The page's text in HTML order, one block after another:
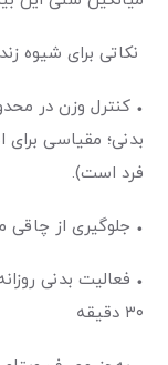
نکاتی برای شیوه
بدنی؛ مقیاسی
فرد است).
• جلوگیری از چاقی
۳۰ دقیقه